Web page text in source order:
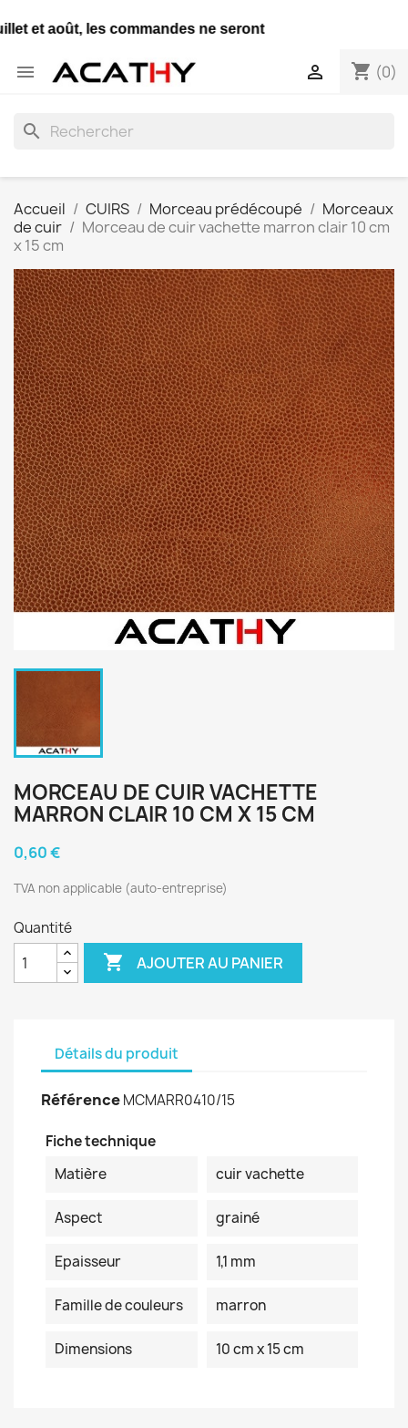
août, les commandes ne seront expédiées qu'une seule
 shopping_cart (0)

search
Accueil CUIRS Morceau prédécoupé
Morceaux
de cuir
Morceau de cuir vachette marron clair 10 cm
x 15 cm
MORCEAU DE CUIR VACHETTE
MARRON CLAIR 10 CM X 15 CM
0,60 €
TVA non applicable (auto-entreprise)
Quantité
 AJOUTER AU PANIER
Détails du produit
RéférenceMCMARR0410/15
Fiche technique
Matière
cuir vachette
Aspect grainé
Epaisseur 1,1 mm
Famille de couleurs marron
Dimensions 10 cm x 15 cm